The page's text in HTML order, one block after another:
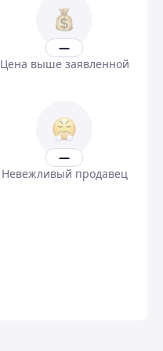
—
Цена выше заявленной
—
Невежливый продавец